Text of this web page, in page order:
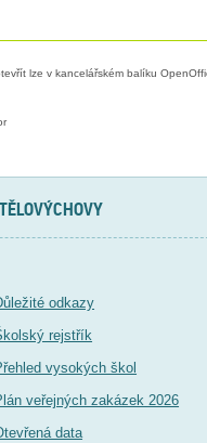
lze v kancelářském balíku
odkazy
rejstřík
vysokých škol
veřejných zakázek 2026
data